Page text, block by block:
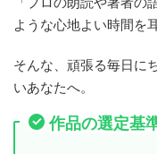
ような心地よい時間を
そんな、頑張る毎日に
いあなたへ。
作品の選定基